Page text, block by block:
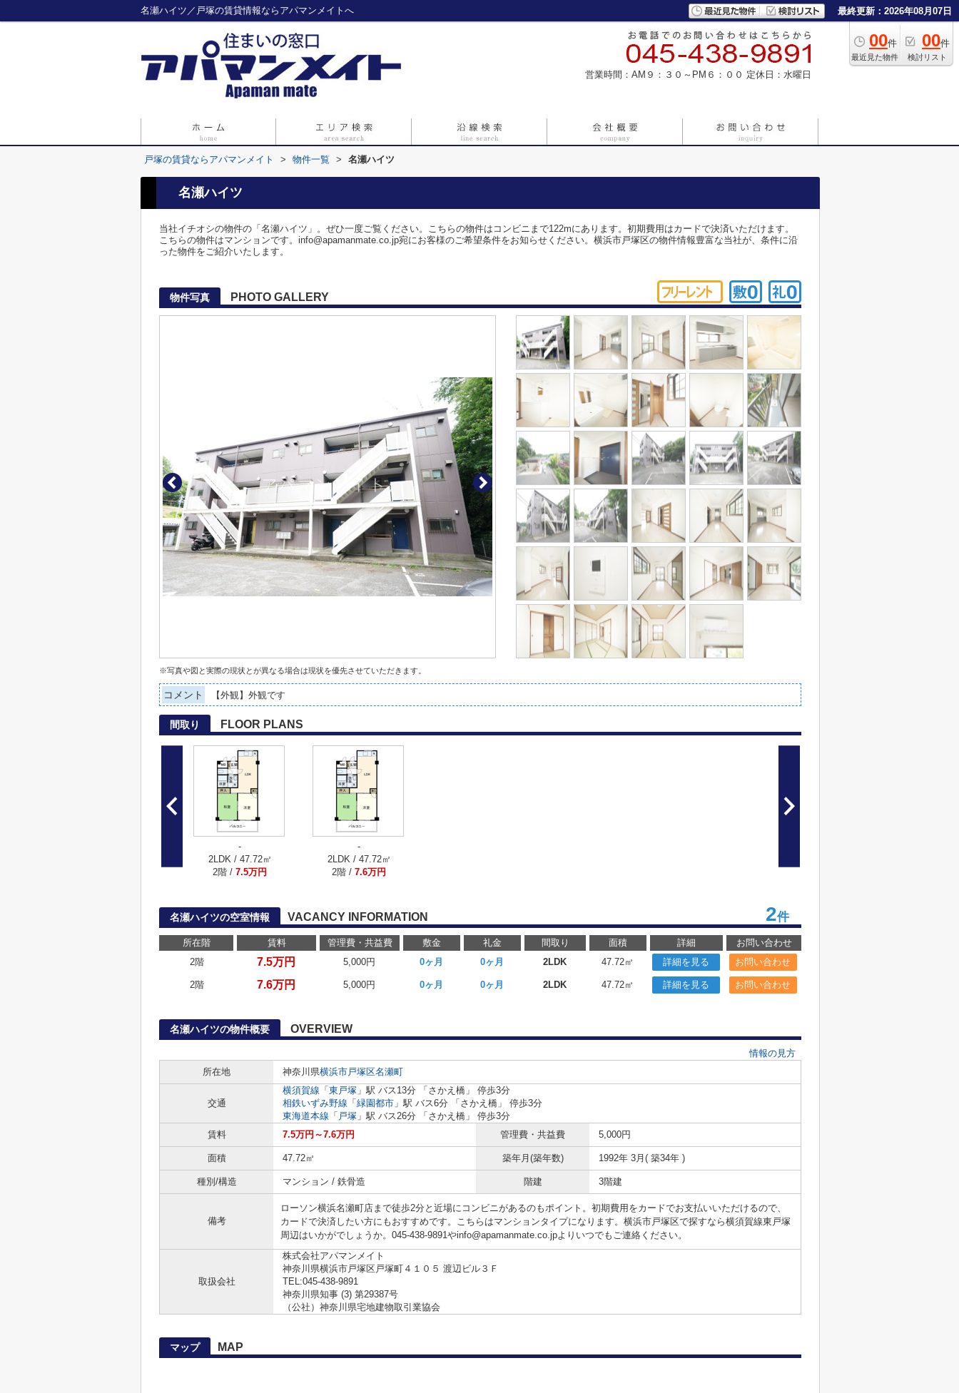
名瀬ハイツ／戸塚の賃貸情報ならアパマンメイトへ 最終更新：2026年08月07日
00件
最近見た物件
00件
検討リスト
営業時間：AM９：３０～PM６：００ 定休日：水曜日
戸塚の賃貸ならアパマンメイト > 物件一覧 > 名瀬ハイツ
名瀬ハイツ
当社イチオシの物件の「名瀬ハイツ」。ぜひ一度ご覧ください。こちらの物件はコンビニまで122mにあります。初期費用はカードで決済いただけます。
こちらの物件はマンションです。info@apamanmate.co.jp宛にお客様のご希望条件をお知らせください。横浜市戸塚区の物件情報豊富な当社が、条件に沿
った物件をご紹介いたします。
物件写真 PHOTO GALLERY
※写真や図と実際の現状とが異なる場合は現状を優先させていただきます。
コメント 【外観】外観です
間取り FLOOR PLANS
-
2LDK / 47.72㎡
2階 / 7.5万円
-
2LDK / 47.72㎡
2階 / 7.6万円
名瀬ハイツの空室情報 VACANCY INFORMATION 2件
所在階 賃料 管理費・共益費 敷金 礼金 間取り 面積 詳細
お問い合わせ
2階
7.5万円 5,000円 0ヶ月 0ヶ月 2LDK 47.72㎡ 詳細を見る お問い合わせ
2階 7.6万円 5,000円 0ヶ月 0ヶ月 2LDK 47.72㎡ 詳細を見る お問い合わせ
名瀬ハイツの物件概要 OVERVIEW
情報の見方
所在地
神奈川県横浜市戸塚区名瀬町
交通
横須賀線 「 東戸塚 」駅 バス13分 「さかえ橋」 停歩3分
相鉄いずみ野線 「 緑園都市 」駅 バス6分 「さかえ橋」 停歩3分
東海道本線 「 戸塚 」駅 バス26分 「さかえ橋」 停歩3分
賃料
7.5万円～7.6万円 管理費・共益費 5,000円
面積 47.72㎡ 築年月(築年数) 1992年 3月( 築34年 )
種別/構造 マンション / 鉄骨造 階建 3階建
備考
ローソン横浜名瀬町店まで徒歩2分と近場にコンビニがあるのもポイント。初期費用をカードでお支払いいただけるので、
カードで決済したい方にもおすすめです。こちらはマンションタイプになります。横浜市戸塚区で探すなら横須賀線東戸塚
周辺はいかがでしょうか。045-438-9891やinfo@apamanmate.co.jpよりいつでもご連絡ください。
取扱会社
株式会社アパマンメイト
神奈川県横浜市戸塚区戸塚町４１０５ 渡辺ビル３Ｆ
TEL:045-438-9891
神奈川県知事 (3) 第29387号
（公社）神奈川県宅地建物取引業協会
マップ MAP